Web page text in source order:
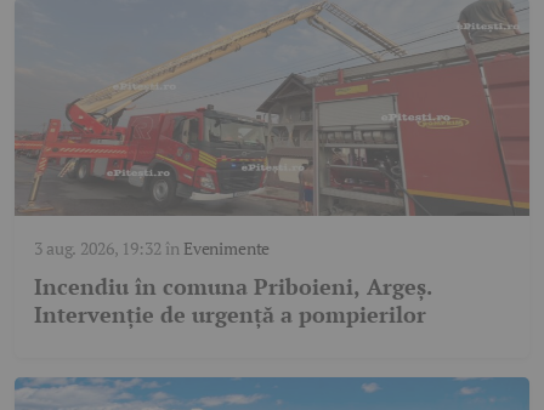
3 aug. 2026, 19:32 în Evenimente
Incendiu în comuna Priboieni, Argeș.
Intervenție de urgență a pompierilor